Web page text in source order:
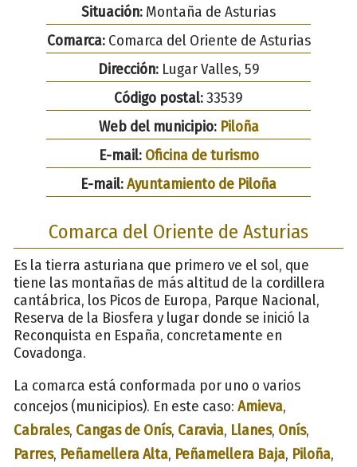
Situación: Montaña de Asturias
Comarca:Comarca del Oriente de Asturias
Dirección:Lugar Valles, 59
Código postal:33539
Web del municipio: Piloña
E-mail: Oficina de turismo
E-mail:Ayuntamiento de Piloña
Comarca del Oriente de Asturias
Es la tierra asturiana que primero ve el sol, que
tiene las montañas de más altitud de la cordillera
cantábrica, los Picos de Europa, Parque Nacional,
Reserva de la Biosfera y lugar donde se inició la
Reconquista en España, concretamente en
Covadonga.
La comarca está conformada por uno o varios
concejos (municipios). En este caso: Amieva,
Cabrales, Cangas de Onís, Caravia, Llanes, Onís,
Parres, Peñamellera Alta, Peñamellera Baja, Piloña,